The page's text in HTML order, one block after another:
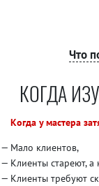
Что
КОГДА
Когда у мастера
Мало клиентов,
Клиенты стареют,
Клиенты требуют